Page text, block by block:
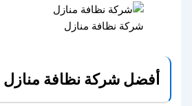
شركة نظافة منازل
أفضل شركة نظافة منازل